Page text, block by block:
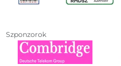
Szponzorok